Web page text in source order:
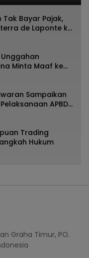
Tak Bayar Pajak,
de Laponte ke
Minta Maaf ke
Sampaikan
APBD
Trading
Hukum
Graha Timur, PO.